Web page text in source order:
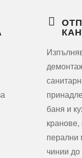
баня и
перални
чинии